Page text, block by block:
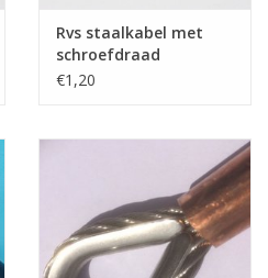
Rvs staalkabel met
schroefdraad
€1,20